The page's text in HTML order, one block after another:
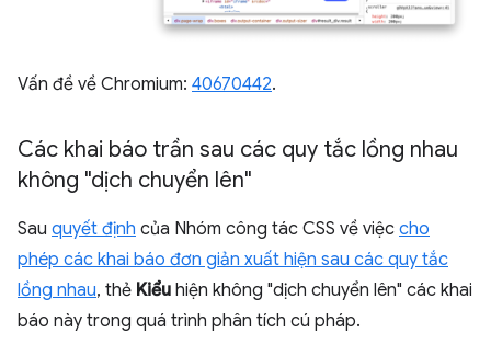
Vấn đề về Chromium: 40670442.
Các khai báo trần sau các quy tắc lồng nhau
không "dịch chuyển lên"
Sau quyết định của Nhóm công tác CSS về việc cho
phép các khai báo đơn giản xuất hiện sau các quy tắc
lồng nhau, thẻ Kiểu hiện không "dịch chuyển lên" các khai
báo này trong quá trình phân tích cú pháp.